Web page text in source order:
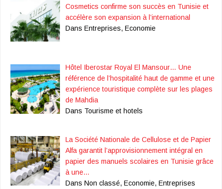
Cosmetics confirme son succès en Tunisie et
accélère son expansion à l’international
Dans Entreprises, Economie
Hôtel Iberostar Royal El Mansour… Une
référence de l’hospitalité haut de gamme et une
expérience touristique complète sur les plages
de Mahdia
Dans Tourisme et hotels
La Société Nationale de Cellulose et de Papier
Alfa garantit l’approvisionnement intégral en
papier des manuels scolaires en Tunisie grâce
à une…
Dans Non classé, Economie, Entreprises